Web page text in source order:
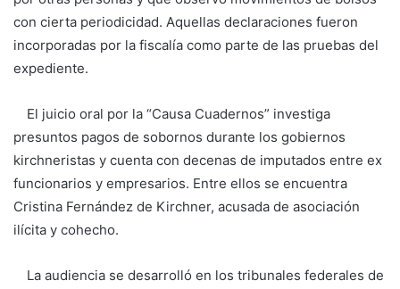
con cierta periodicidad. Aquellas declaraciones fueron
incorporadas por la fiscalía como parte de las pruebas del
expediente.
El juicio oral por la “Causa Cuadernos” investiga
presuntos pagos de sobornos durante los gobiernos
kirchneristas y cuenta con decenas de imputados entre ex
funcionarios y empresarios. Entre ellos se encuentra
Cristina Fernández de Kirchner, acusada de asociación
ilícita y cohecho.
La audiencia se desarrolló en los tribunales federales de